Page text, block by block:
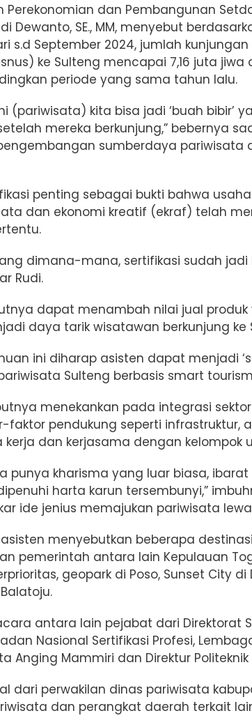
Perekonomian dan Pembangunan
Dewanto, SE., MM, menyebut
s.d September 2024, jumlah
ke Sulteng mencapai 7,16 juta jiwa
periode yang sama tahun lalu.
(pariwisata) kita bisa jadi ‘buah bibir’
mereka berkunjung,” bebernya
sumberdaya pariwisata
penting sebagai bukti bahwa
dan ekonomi kreatif (ekraf) telah
dimana-mana, sertifikasi sudah
Rudi.
dapat menambah nilai jual
daya tarik wisatawan berkunjung ke
ini diharap asisten dapat menjadi
Sulteng berbasis smart
menekankan pada integrasi
pendukung seperti infrastruktur,
kerja dan kerjasama dengan kelompok
punya kharisma yang luar biasa,
harta karun tersembunyi,”
ide jenius memajukan pariwisata
menyebutkan beberapa
pemerintah antara lain Kepulauan
geopark di Poso, Sunset City
antara lain pejabat dari Direktorat
Nasional Sertifikasi Profesi,
Anging Mammiri dan Direktur Politeknik
dari perwakilan dinas pariwisata
dan perangkat daerah terkait